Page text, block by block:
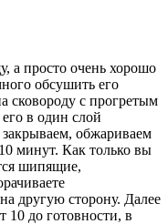
а просто очень хорошо
обсушить его
с прогретым
в один слой
обжариваем
минут. Как только вы
шипящие,
другую сторону. Далее
до готовности, в